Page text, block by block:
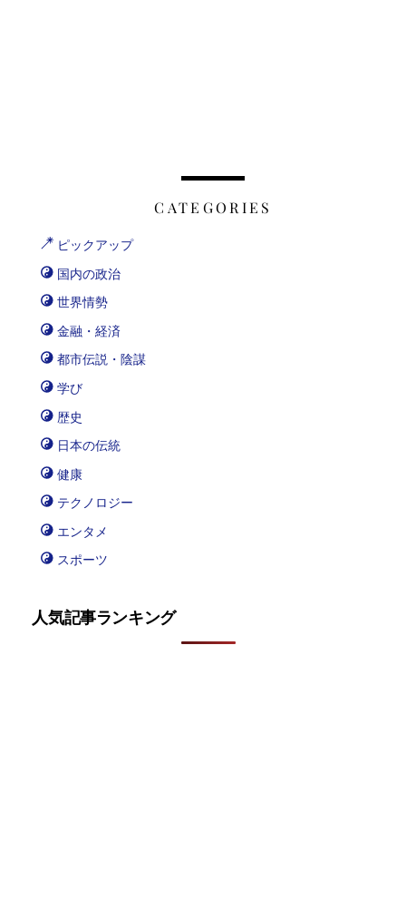
CATEGORIES
ピックアップ
国内の政治
世界情勢
金融・経済
都市伝説・陰謀
学び
歴史
日本の伝統
健康
テクノロジー
エンタメ
スポーツ
人気記事ランキング